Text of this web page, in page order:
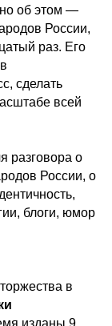
об этом —
России,
раз. Его
сделать
всей
разговора о
России, о
блоги, юмор
в